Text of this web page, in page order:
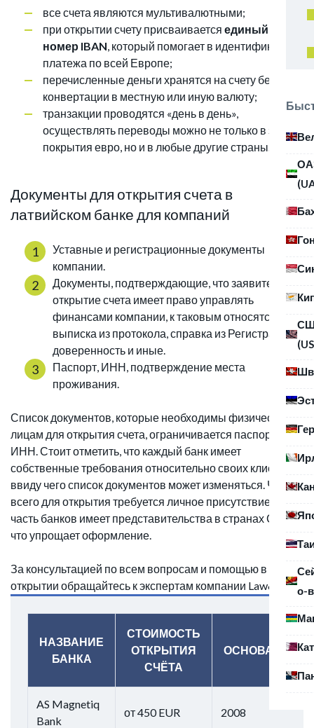
о-
все счета являются мультивалютными;
при открытии счету присваивается единый
номер IBAN, который помогает в идентификации
платежа по всей Европе;
перечисленные деньги хранятся на счету без
конвертации в местную или иную валюту;
транзакции проводятся «день в день»,
осуществлять переводы можно не только в зоне
покрытия евро, но и в любые другие страны.
Документы для открытия счета в
латвийском банке для компаний
Уставные и регистрационные документы
компании.
Документы, подтверждающие, что заявитель на
открытие счета имеет право управлять
финансами компании, к таковым относятся:
выписка из протокола, справка из Регистра,
доверенность и иные.
Паспорт, ИНН, подтверждение места
проживания.
Список документов, которые необходимы физическим
лицам для открытия счета, ограничивается паспортом,
ИНН. Стоит отметить, что каждый банк имеет
собственные требования относительно своих клиентов,
ввиду чего список документов может изменяться. Чаще
всего для открытия требуется личное присутствие, но
часть банков имеет представительства в странах СНГ,
что упрощает оформление.
За консультацией по всем вопросам и помощью в
открытии обращайтесь к экспертам компании Law&Trust.
НАЗВАНИЕ
БАНКА
СТОИМОСТЬ
ОТКРЫТИЯ
СЧЁТА
ОСНОВАН
AS Magnetiq
Bank
от 450 EUR 2008